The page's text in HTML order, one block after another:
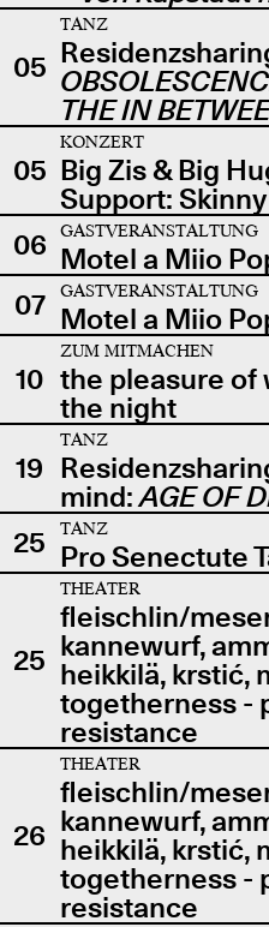
05
TANZ
THE IN
05
KONZERT
Big Zis & Big
Support:
06
GASTVERANSTALTUNG
Motel a Miio
07
GASTVERANSTALTUNG
Motel a Miio
10
ZUM MITMACHEN
the pleasure of
the night
19
TANZ
mind:AGE OF
25
TANZ
Pro Senectute
25
THEATER
fleischlin/
kannewurf,
heikkilä, krstić,
togetherness -
resistance
26
THEATER
fleischlin/
kannewurf,
heikkilä, krstić,
togetherness -
resistance